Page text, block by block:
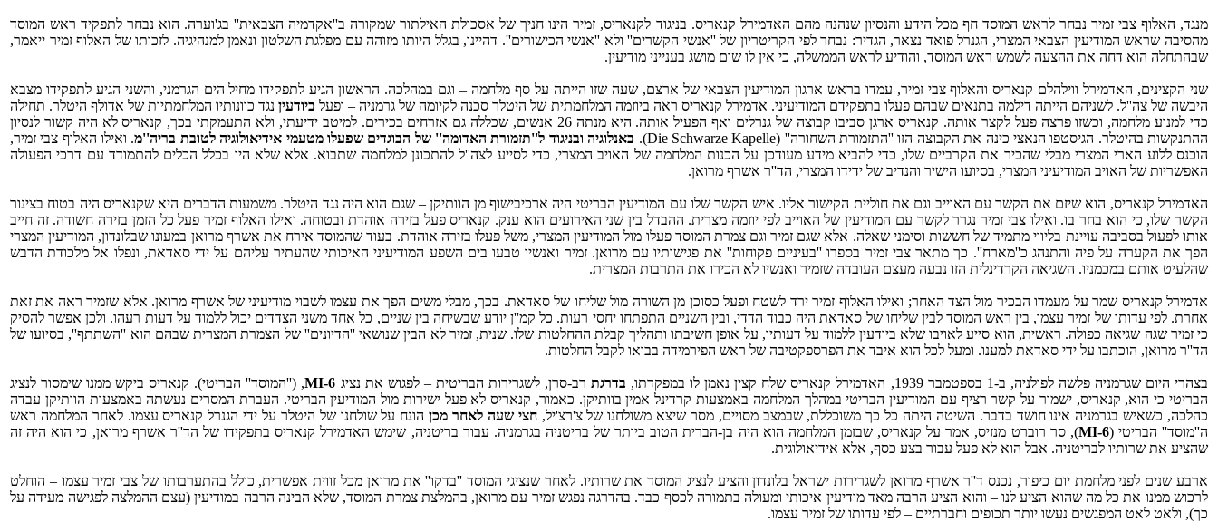
מנגד, האלוף צבי זמיר נבחר לראש המוסד חף מכל הידע והנסיון שנהנה מהם האדמירל קנאריס. בניגוד לקנאריס, זמיר הינו חניך של אסכולת האילתור שמקורה ב''אקדמיה הצבאית'' בג'וערה. הוא נבחר לתפקיד ראש המוסד
מהסיבה שראש המודיעין הצבאי המצרי, הגנרל פואד נצאר, הגדיר: נבחר לפי הקריטריון של ''אנשי הקשרים'' ולא ''אנשי הכישורים''. דהיינו, בגלל היותו מזוהה עם מפלגת השלטון ונאמן למנהיגיה. לזכותו של האלוף זמיר ייאמר,
שבהתחלה הוא דחה את ההצעה לשמש ראש המוסד, והודיע לראש הממשלה, כי אין לו שום מושג בענייני מודיעין.
שני הקצינים, האדמירל ווילהלם קנאריס והאלוף צבי זמיר, עמדו בראש ארגון המודיעין הצבאי של ארצם, שעה שזו הייתה על סף מלחמה – וגם במהלכה. הראשון הגיע לתפקידו מחיל הים הגרמני, והשני הגיע לתפקידו מצבא
היבשה של צה''ל. לשניהם הייתה דילמה בתנאים שבהם פעלו בתפקידם המודיעיני. אדמירל קנאריס ראה ביוזמה המלחמתית של היטלר סכנה לקיומה של גרמניה – ופעל ביודעיןנגד כוונותיו המלחמתיות של אדולף היטלר. תחילה
כדי למנוע מלחמה, וכשזו פרצה פעל לקצר אותה. קנאריס ארגן סביבו קבוצה של גנרלים ואף הפעיל אותה. היא מנתה 26 אנשים, שכללה גם אזרחים בכירים. למיטב ידיעתי, ולא התעמקתי בכך, קנאריס לא היה קשור לנסיון
ההתנקשות בהיטלר. הגיסטפו הנאצי כינה את הקבוצה הזו ''התזמורת השחורה'' (Die Schwarze Kapelle).
באנלוגיה ובניגוד ל''תזמורת האדומה'' של הבוגדים שפעלו מטעמי אידיאולוגיה לטובת בריה''מ. ואילו האלוף צבי זמיר,
הוכנס ללוע הארי המצרי מבלי שהכיר את הקרביים שלו, כדי להביא מידע מעודכן על הכנות המלחמה של האויב המצרי, כדי לסייע לצה''ל להתכונן למלחמה שתבוא. אלא שלא היו בכלל הכלים להתמודד עם דרכי הפעולה
האפשריות של האויב המודיעיני המצרי, בסיועו הישיר והנדיב של ידידו המצרי, הד''ר אשרף מרואן.
האדמירל קנאריס, הוא שיזם את הקשר עם האוייב וגם את חוליית הקישור אליו. איש הקשר שלו עם המודיעין הבריטי היה ארכיבישוף מן הוותיקן – שגם הוא היה נגד היטלר. משמעות הדברים היא שקנאריס היה בטוח בצינור
הקשר שלו, כי הוא בחר בו. ואילו צבי זמיר נגרר לקשר עם המודיעין של האוייב לפי יוזמה מצרית. ההבדל בין שני האירועים הוא ענק. קנאריס פעל בזירה אוהדת ובטוחה. ואילו האלוף זמיר פעל כל הזמן בזירה חשודה. זה חייב
אותו לפעול בסביבה עויינת בליווי מתמיד של חששות וסימני שאלה. אלא שגם זמיר וגם צמרת המוסד פעלו מול המודיעין המצרי, משל פעלו בזירה אוהדת. בעוד שהמוסד אירח את אשרף מרואן במעונו שבלונדון, המודיעין המצרי
הפך את הקערה על פיה והתנהג כ''מארח''. כך מתאר צבי זמיר בספרו ''בעיניים פקוחות'' את פגישותיו עם מרואן. זמיר ואנשיו טבעו בים השפע המודיעיני האיכותי שהעתיר עליהם על ידי סאדאת, ונפלו אל מלכודת הדבש
שהלעיט אותם במכמניו. השגיאה הקרדינלית הזו נבעה מעצם העובדה שזמיר ואנשיו לא הכירו את התרבות המצרית.
אדמירל קנאריס שמר על מעמדו הבכיר מול הצד האחר; ואילו האלוף זמיר ירד לשטח ופעל כסוכן מן השורה מול שליחו של סאדאת. בכך, מבלי משים הפך את עצמו לשבוי מודיעיני של אשרף מרואן. אלא שזמיר ראה את זאת
אחרת. לפי עדותו של זמיר עצמו, בין ראש המוסד לבין שליחו של סאדאת היה כבוד הדדי, ובין השניים התפתחו יחסי רעות. כל קמ''ן יודע שבשיחה בין שניים, כל אחד משני הצדדים יכול ללמוד על דעות רעהו. ולכן אפשר להסיק
כי זמיר שגה שגיאה כפולה. ראשית, הוא סייע לאויבו שלא ביודעין ללמוד על דעותיו, על אופן חשיבתו ותהליך קבלת ההחלטות שלו. שנית, זמיר לא הבין שנושאי ''הדיונים'' של הצמרת המצרית שבהם הוא ''השתתף'', בסיועו של
הד''ר מרואן, הוכתבו על ידי סאדאת למענו. ומעל לכל הוא איבד את הפרספקטיבה של ראש הפירמידה בבואו לקבל החלטות.
בצהרי היום שגרמניה פלשה לפולניה, ב-‏1 בספטמבר 1939, האדמירל קנאריס שלח קצין נאמן לו במפקדתו, בדרגתרב-סרן, לשגרירות הבריטית – לפגוש את נציג MI-6, (''המוסד'' הבריטי). קנאריס ביקש ממנו שימסור לנציג
הבריטי כי הוא, קנאריס, ישמור על קשר רציף עם המודיעין הבריטי במהלך המלחמה באמצעות קרדינל אמין בוותיקן. כאמור, קנאריס לא פעל ישירות מול המודיעין הבריטי. העברת המסרים נעשתה באמצעות הוותיקן עבדה
כהלכה, כשאיש בגרמניה אינו חושד בדבר. השיטה היתה כל כך משוכללת, שבמצב מסויים, מסר שיצא משולחנו של צ'רצ'יל,חצי שעה לאחר מכןהונח על שולחנו של היטלר על ידי הגנרל קנאריס עצמו. לאחר המלחמה ראש
ה''מוסד'' הבריטי (MI-6), סר רוברט מנזיס, אמר על קנאריס, שבזמן המלחמה הוא היה בן-הברית הטוב ביותר של בריטניה בגרמניה. עבור בריטניה, שימש האדמירל קנאריס בתפקידו של הד''ר אשרף מרואן, כי הוא היה זה
שהציע את שרותיו לבריטניה. אבל הוא לא פעל עבור בצע כסף, אלא אידיאולוגית.
ארבע שנים לפני מלחמת יום כיפור, נכנס ד''ר אשרף מרואן לשגרירות ישראל בלונדון והציע לנציג המוסד את שרותיו. לאחר שנציגי המוסד ''בדקו'' את מרואן מכל זווית אפשרית, כולל בהתערבותו של צבי זמיר עצמו – הוחלט
לרכוש ממנו את כל מה שהוא הציע לנו – והוא הציע הרבה מאד מודיעין איכותי ומעולה בתמורה לכסף כבד. בהדרגה נפגש זמיר עם מרואן, בהמלצת צמרת המוסד, שלא הבינה הרבה במודיעין (עצם ההמלצה לפגישה מעידה על
כך), ולאט לאט המפגשים נעשו יותר תכופים וחברתיים – לפי עדותו של זמיר עצמו.